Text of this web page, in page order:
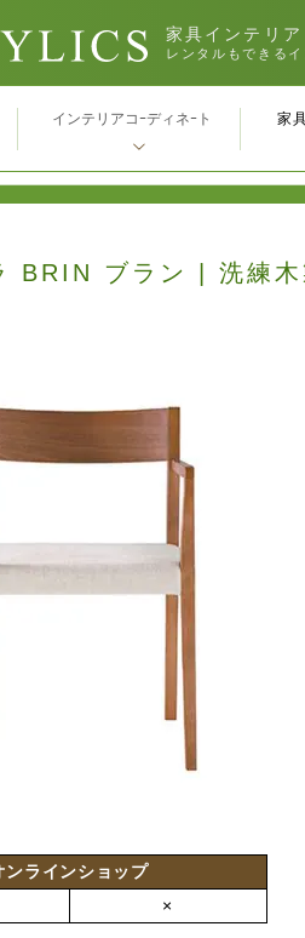
家具インテリ
レンタルもできる
BRIN ブラン | 洗練
ンラインショップ
×
インテリアコｰディネｰト 家